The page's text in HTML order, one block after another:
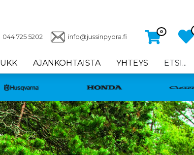
044 725 5202 info@jussinpyora.fi
0
UKK AJANKOHTAISTA YHTEYS ETSI...